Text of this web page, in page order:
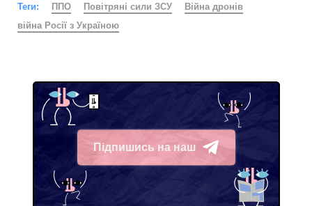
Теги: ППО Повітряні сили ЗСУ
Війна дронів
війна Росії з Україною
Підпишись на наш
Telegram